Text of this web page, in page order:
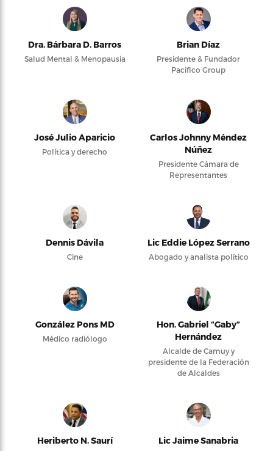
Dra. Bárbara D. Barros
Salud Mental & Menopausia
Brian Díaz
Presidente & Fundador
Pacifico Group
José Julio Aparicio
Política y derecho
Carlos Johnny Méndez
Núñez
Presidente Cámara de
Representantes
Dennis Dávila
Cine
Lic Eddie López Serrano
Abogado y analista político
González Pons MD
Médico radiólogo
Hon. Gabriel “Gaby”
Hernández
Alcalde de Camuy y
presidente de la Federación
de Alcaldes
Heriberto N. Saurí Lic Jaime Sanabria